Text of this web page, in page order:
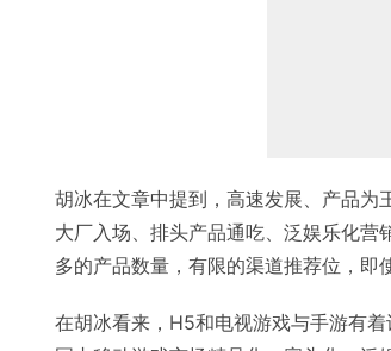
胡冰在文章中提到，高速发展、产品为
大厂入场、排头产品通吃、泛娱乐化营
多的产品数量，有限的渠道推荐位，即
在胡冰看来，H5和电视游戏与手游有